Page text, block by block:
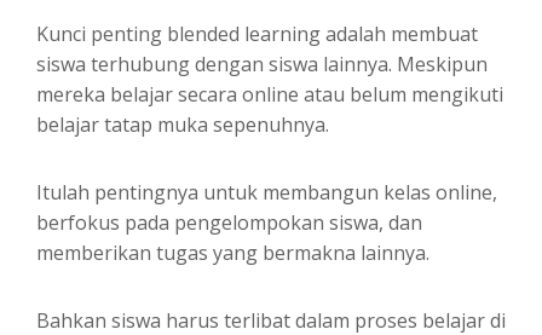
Kunci penting blended learning adalah membuat
siswa terhubung dengan siswa lainnya. Meskipun
mereka belajar secara online atau belum mengikuti
belajar tatap muka sepenuhnya.
Itulah pentingnya untuk membangun kelas online,
berfokus pada pengelompokan siswa, dan
memberikan tugas yang bermakna lainnya.
Bahkan siswa harus terlibat dalam proses belajar di